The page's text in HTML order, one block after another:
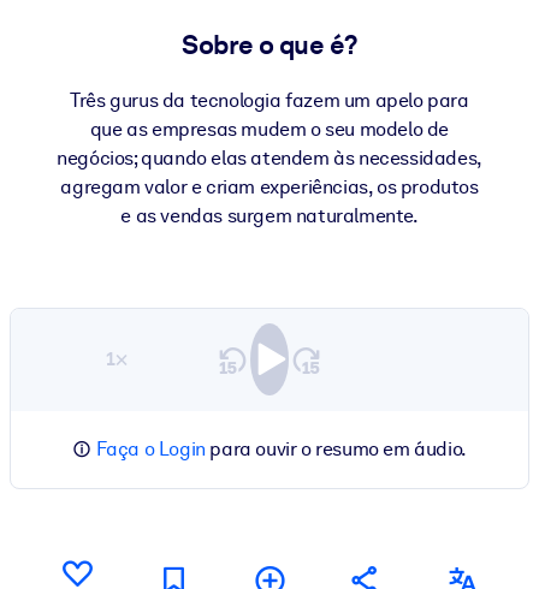
Sobre o que é?
Três gurus da tecnologia fazem um apelo para
que as empresas mudem o seu modelo de
negócios; quando elas atendem às necessidades,
agregam valor e criam experiências, os produtos
e as vendas surgem naturalmente.
1×
Faça o Login para ouvir o resumo em áudio.